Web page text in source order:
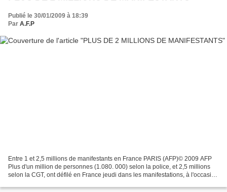
Publié le 30/01/2009 à 18:39
Par A.F.P
Entre 1 et 2,5 millions de manifestants en France PARIS (AFP)© 2009 AFP
Plus d'un million de personnes (1.080. 000) selon la police, et 2,5 millions
selon la CGT, ont défilé en France jeudi dans les manifestations, à l'occasion